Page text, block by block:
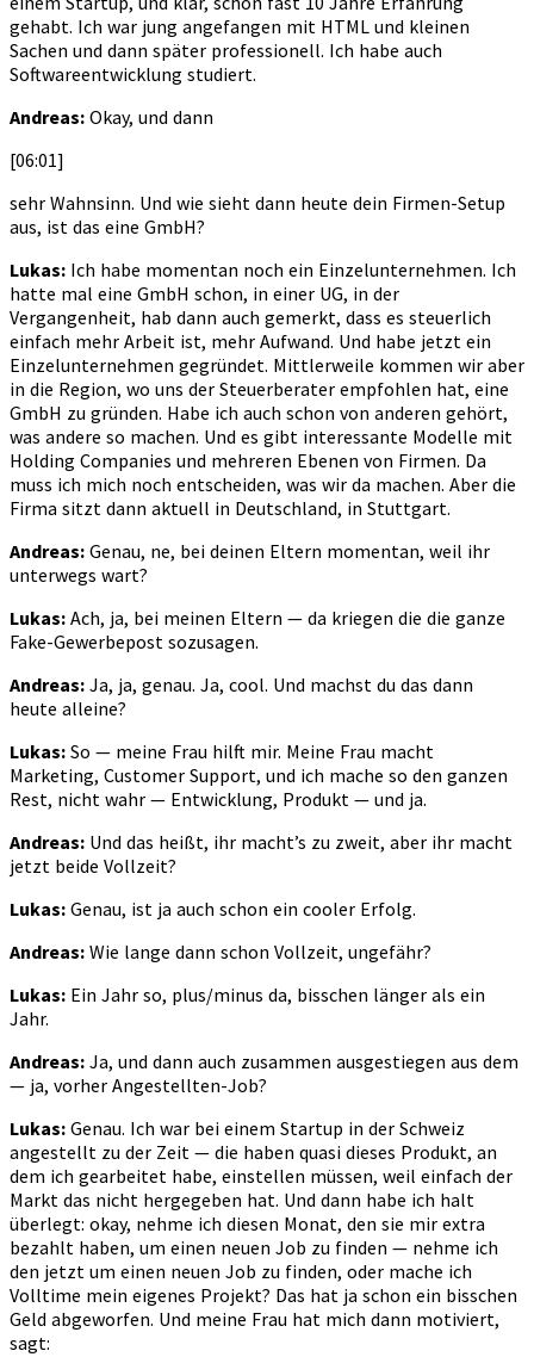
gehabt. Ich war jung angefangen mit HTML und kleinen
Sachen und dann später professionell. Ich habe auch
Softwareentwicklung studiert.
Andreas: Okay, und dann
[06:01]
sehr Wahnsinn. Und wie sieht dann heute dein Firmen-Setup
aus, ist das eine GmbH?
Lukas: Ich habe momentan noch ein Einzelunternehmen. Ich
hatte mal eine GmbH schon, in einer UG, in der
Vergangenheit, hab dann auch gemerkt, dass es steuerlich
einfach mehr Arbeit ist, mehr Aufwand. Und habe jetzt ein
Einzelunternehmen gegründet. Mittlerweile kommen wir aber
in die Region, wo uns der Steuerberater empfohlen hat, eine
GmbH zu gründen. Habe ich auch schon von anderen gehört,
was andere so machen. Und es gibt interessante Modelle mit
Holding Companies und mehreren Ebenen von Firmen. Da
muss ich mich noch entscheiden, was wir da machen. Aber die
Firma sitzt dann aktuell in Deutschland, in Stuttgart.
Andreas: Genau, ne, bei deinen Eltern momentan, weil ihr
unterwegs wart?
Lukas: Ach, ja, bei meinen Eltern — da kriegen die die ganze
Fake-Gewerbepost sozusagen.
Andreas: Ja, ja, genau. Ja, cool. Und machst du das dann
heute alleine?
Lukas: So — meine Frau hilft mir. Meine Frau macht
Marketing, Customer Support, und ich mache so den ganzen
Rest, nicht wahr — Entwicklung, Produkt — und ja.
Andreas: Und das heißt, ihr macht’s zu zweit, aber ihr macht
jetzt beide Vollzeit?
Lukas: Genau, ist ja auch schon ein cooler Erfolg.
Andreas: Wie lange dann schon Vollzeit, ungefähr?
Lukas: Ein Jahr so, plus/minus da, bisschen länger als ein
Jahr.
Andreas: Ja, und dann auch zusammen ausgestiegen aus dem
— ja, vorher Angestellten-Job?
Lukas: Genau. Ich war bei einem Startup in der Schweiz
angestellt zu der Zeit — die haben quasi dieses Produkt, an
dem ich gearbeitet habe, einstellen müssen, weil einfach der
Markt das nicht hergegeben hat. Und dann habe ich halt
überlegt: okay, nehme ich diesen Monat, den sie mir extra
bezahlt haben, um einen neuen Job zu finden — nehme ich
den jetzt um einen neuen Job zu finden, oder mache ich
Volltime mein eigenes Projekt? Das hat ja schon ein bisschen
Geld abgeworfen. Und meine Frau hat mich dann motiviert,
sagt: